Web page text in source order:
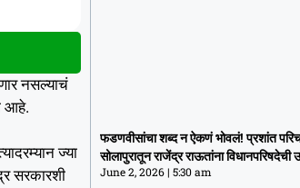
नसल्याचं
आहे.
ज्या
सरकारशी
फडणवीसांचा शब्द न ऐकणं भोवलं! प्रशांत
सोलापुरातून राजेंद्र राऊतांना विधानपरिषदेची
June 2, 2026 5:30 am
राऊतांना विधानपरिषदेची
June 2, 20265:30